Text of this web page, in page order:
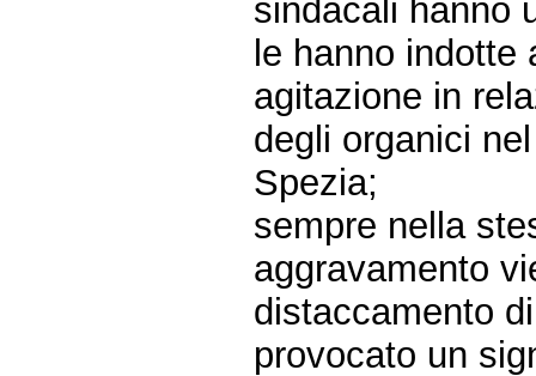
sindacali hanno
le hanno indotte
agitazione in
degli organici
Spezia;
sempre nella
aggravamento
distaccamento
provocato un